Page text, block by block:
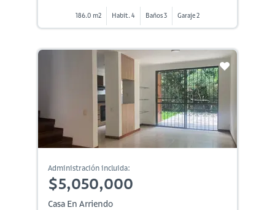
186.0 m2 Habit. 4 Baños 3 Garaje 2
Administración incluida:
$5,050,000
Casa En Arriendo